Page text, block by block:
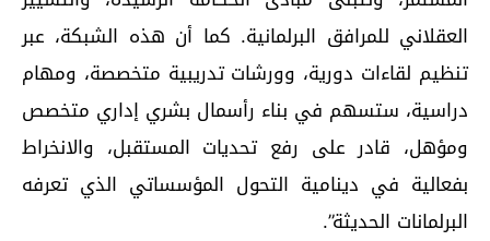
العقلاني للمرافق البرلمانية. كما أن هذه الشبكة، عبر
تنظيم لقاءات دورية، وورشات تدريبية متخصصة، ومهام
دراسية، ستسهم في بناء رأسمال بشري إداري متخصص
ومؤهل، قادر على رفع تحديات المستقبل، والانخراط
بفعالية في دينامية التحول المؤسساتي الذي تعرفه
البرلمانات الحديثة”.